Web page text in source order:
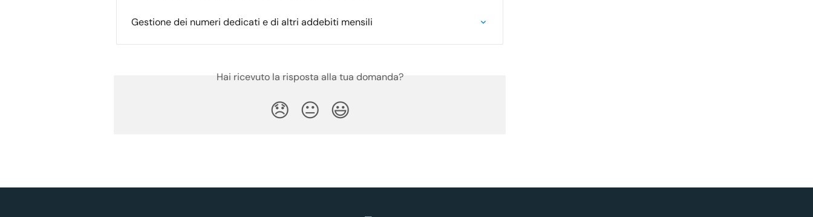
Gestione dei numeri dedicati e di altri addebiti mensili
Hai ricevuto la risposta alla tua domanda?
😞 😐 😃